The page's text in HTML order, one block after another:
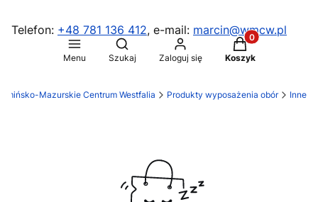
Telefon: +48 781 136 412, e-mail: marcin@wmcw.pl
Menu
Otwórz wyszukiwarkę
Szukaj Zaloguj się
Produkty w
Koszyk
Mazurskie Centrum Westfalia Produkty wyposażenia obór Inne